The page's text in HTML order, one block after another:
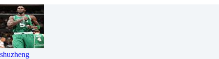
shuzheng